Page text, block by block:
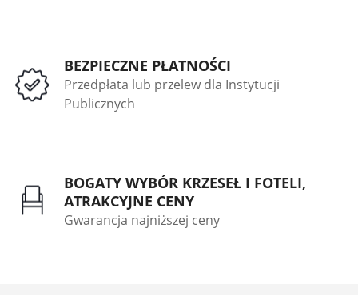
BEZPIECZNE PŁATNOŚCI
Przedpłata lub przelew dla Instytucji
Publicznych
BOGATY WYBÓR KRZESEŁ I FOTELI,
ATRAKCYJNE CENY
Gwarancja najniższej ceny